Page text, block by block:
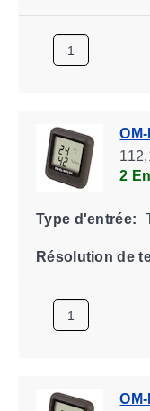
2
Type d'entrée:
Résolution de